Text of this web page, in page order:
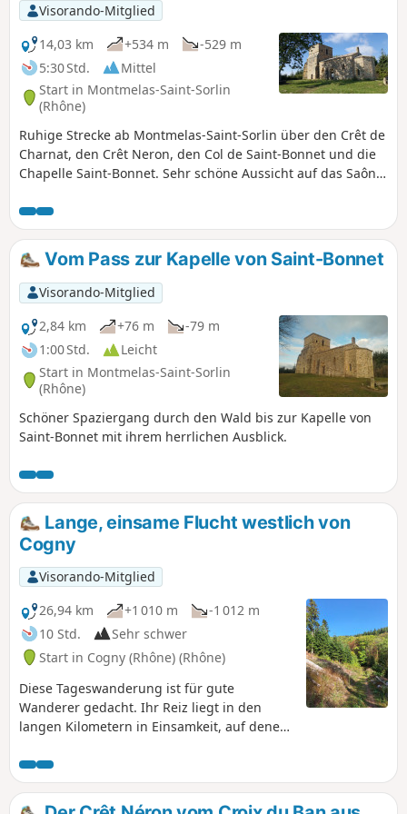
Visorando-Mitglied
14,03 km
+534 m
-529 m
5:30 Std.
Mittel
Start in Montmelas-Saint-Sorlin
(Rhône)
Ruhige Strecke ab Montmelas-Saint-Sorlin über den Crêt de
Charnat, den Crêt Neron, den Col de Saint-Bonnet und die
Chapelle Saint-Bonnet. Sehr schöne Aussicht auf das Saône-
Vom Pass zur Kapelle von Saint-Bonnet
Visorando-Mitglied
2,84 km
+76 m
-79 m
1:00 Std.
Leicht
Start in Montmelas-Saint-Sorlin
(Rhône)
Schöner Spaziergang durch den Wald bis zur Kapelle von
Saint-Bonnet mit ihrem herrlichen Ausblick.
Lange, einsame Flucht westlich von
Cogny
Visorando-Mitglied
26,94 km
+1 010 m
-1 012 m
10 Std.
Sehr schwer
Start in Cogny (Rhône) (Rhône)
Diese Tageswanderung ist für gute
Wanderer gedacht. Ihr Reiz liegt in den
langen Kilometern in Einsamkeit, auf denen
während er seine Sinne schärft, indem er
den verschiedenen Geräuschen der Natur
lauscht und die grandiosen Landschaften